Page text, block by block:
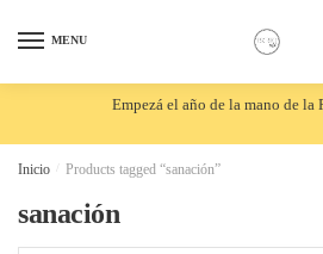
MENU
Empezá el año de la mano de la
Inicio Products tagged “sanación”
sanación